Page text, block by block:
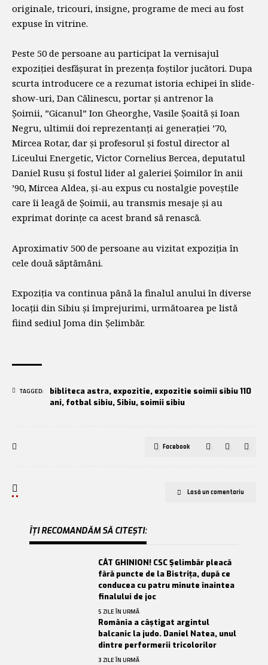
originale, tricouri, insigne, programe de meci au fost
expuse în vitrine.
Peste 50 de persoane au participat la vernisajul
expoziției desfășurat în prezența foștilor jucători. Dupa
scurta introducere ce a rezumat istoria echipei în slide-
show-uri, Dan Călinescu, portar și antrenor la
Șoimii, ”Gicanul” Ion Gheorghe, Vasile Șoaită și Ioan
Negru, ultimii doi reprezentanți ai generației ’70,
Mircea Rotar, dar și profesorul și fostul director al
Liceului Energetic, Victor Cornelius Bercea, deputatul
Daniel Rusu și fostul lider al galeriei Șoimilor în anii
’90, Mircea Aldea, și-au expus cu nostalgie poveștile
care îi leagă de Șoimii, au transmis mesaje și au
exprimat dorințe ca acest brand să renască.
Aproximativ 500 de persoane au vizitat expoziția în
cele două săptămâni.
Expoziția va continua până la finalul anului în diverse
locații din Sibiu și împrejurimi, următoarea pe listă
fiind sediul Joma din Șelimbăr.
TAGGED: bibliteca astra, expozitie, expozitie soimii sibiu 110
ani, fotbal sibiu, Sibiu, soimii sibiu
Facebook
Lasă un comentariu
ÎȚI RECOMANDĂM SĂ CITEȘTI:
CÂT GHINION! CSC Șelimbăr pleacă
fără puncte de la Bistrița, după ce
conducea cu patru minute înaintea
finalului de joc
5 ZILE ÎN URMĂ
România a câștigat argintul
balcanic la judo. Daniel Natea, unul
dintre performerii tricolorilor
3 ZILE ÎN URMĂ